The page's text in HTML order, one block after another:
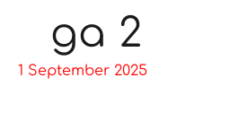
ga 2
1 September 2025